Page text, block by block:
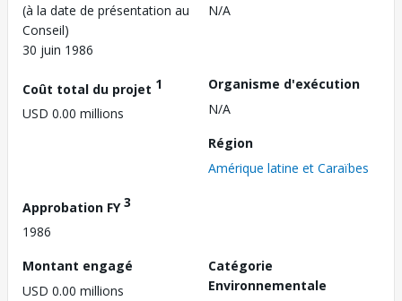
(à la date de présentation au
Conseil)
30 juin 1986
N/A
Coût total du projet 1
USD 0.00 millions
Organisme d'exécution
N/A
Région
Amérique latine et Caraïbes
Approbation FY3
1986
Montant engagé
USD 0.00 millions
Catégorie
Environnementale